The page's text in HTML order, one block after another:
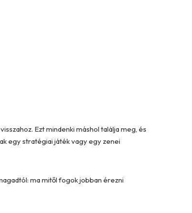
Ezt mindenki máshol találja meg, és
egy stratégiai játék vagy egy zenei
ma mitől fogok jobban érezni